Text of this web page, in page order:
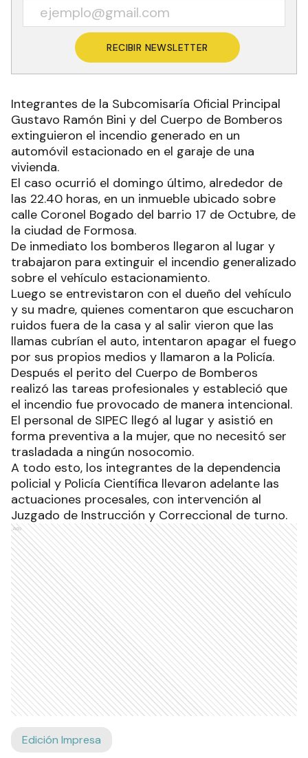
RECIBIR NEWSLETTER
Integrantes de la Subcomisaría Oficial Principal
Gustavo Ramón Bini y del Cuerpo de Bomberos
extinguieron el incendio generado en un
automóvil estacionado en el garaje de una
vivienda.
El caso ocurrió el domingo último, alrededor de
las 22.40 horas, en un inmueble ubicado sobre
calle Coronel Bogado del barrio 17 de Octubre, de
la ciudad de Formosa.
De inmediato los bomberos llegaron al lugar y
trabajaron para extinguir el incendio generalizado
sobre el vehículo estacionamiento.
Luego se entrevistaron con el dueño del vehículo
y su madre, quienes comentaron que escucharon
ruidos fuera de la casa y al salir vieron que las
llamas cubrían el auto, intentaron apagar el fuego
por sus propios medios y llamaron a la Policía.
Después el perito del Cuerpo de Bomberos
realizó las tareas profesionales y estableció que
el incendio fue provocado de manera intencional.
El personal de SIPEC llegó al lugar y asistió en
forma preventiva a la mujer, que no necesitó ser
trasladada a ningún nosocomio.
A todo esto, los integrantes de la dependencia
policial y Policía Científica llevaron adelante las
actuaciones procesales, con intervención al
Juzgado de Instrucción y Correccional de turno.
Ads
Edición Impresa